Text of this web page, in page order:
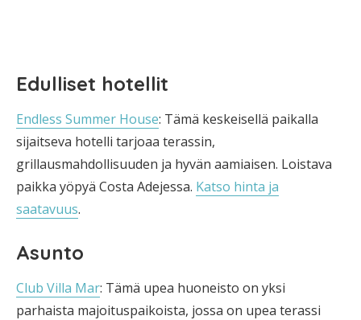
Edulliset hotellit
Endless Summer House: Tämä keskeisellä paikalla
sijaitseva hotelli tarjoaa terassin,
grillausmahdollisuuden ja hyvän aamiaisen. Loistava
paikka yöpyä Costa Adejessa. Katso hinta ja
saatavuus.
Asunto
Club Villa Mar: Tämä upea huoneisto on yksi
parhaista majoituspaikoista, jossa on upea terassi